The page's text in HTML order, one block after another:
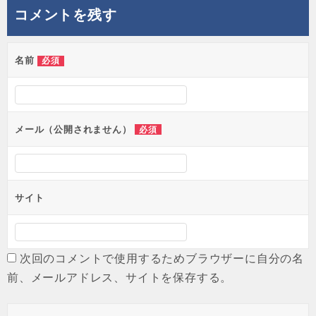
コメントを残す
名前 必須
メール（公開されません） 必須
サイト
次回のコメントで使用するためブラウザーに自分の名
前、メールアドレス、サイトを保存する。